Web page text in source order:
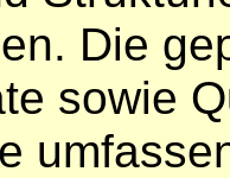
Die
sowie